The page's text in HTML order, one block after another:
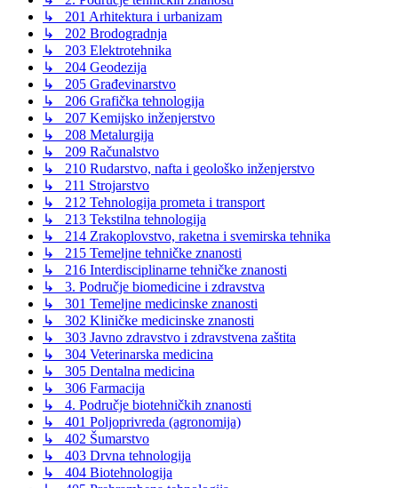
↳ 201 Arhitektura i urbanizam
↳ 202 Brodogradnja
↳ 203 Elektrotehnika
↳ 204 Geodezija
↳ 205 Građevinarstvo
↳ 206 Grafička tehnologija
↳ 207 Kemijsko inženjerstvo
↳ 208 Metalurgija
↳ 209 Računalstvo
↳ 210 Rudarstvo, nafta i geološko inženjerstvo
↳ 211 Strojarstvo
↳ 212 Tehnologija prometa i transport
↳ 213 Tekstilna tehnologija
↳ 214 Zrakoplovstvo, raketna i svemirska tehnika
↳ 215 Temeljne tehničke znanosti
↳ 216 Interdisciplinarne tehničke znanosti
↳ 3. Područje biomedicine i zdravstva
↳ 301 Temeljne medicinske znanosti
↳ 302 Kliničke medicinske znanosti
↳ 303 Javno zdravstvo i zdravstvena zaštita
↳ 304 Veterinarska medicina
↳ 305 Dentalna medicina
↳ 306 Farmacija
↳ 4. Područje biotehničkih znanosti
↳ 401 Poljoprivreda (agronomija)
↳ 402 Šumarstvo
↳ 403 Drvna tehnologija
↳ 404 Biotehnologija